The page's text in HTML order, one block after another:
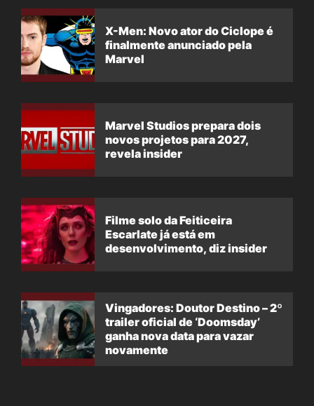
X-Men: Novo ator do Ciclope é
finalmente anunciado pela
Marvel
Marvel Studios prepara dois
novos projetos para 2027,
revela insider
Filme solo da Feiticeira
Escarlate já está em
desenvolvimento, diz insider
Vingadores: Doutor Destino – 2º
trailer oficial de ‘Doomsday’
ganha nova data para vazar
novamente